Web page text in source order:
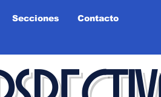
Secciones Contacto